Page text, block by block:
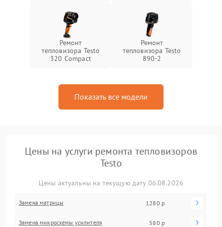
Ремонт
тепловизора Testo
320 Compact
Ремонт
тепловизора Testo
890-2
Показать все модели
Цены на услуги ремонта тепловизоров
Testo
Цены актуальны на текущую дату 06.08.2026
Замена матрицы 1280 р
Замена микросхемы усилителя 580 р